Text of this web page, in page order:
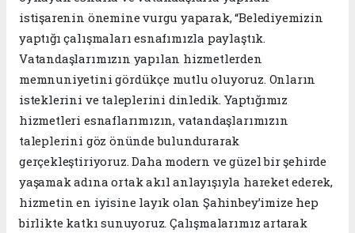
istişarenin önemine vurgu yaparak, “Belediyemizin
yaptığı çalışmaları esnafımızla paylaştık.
Vatandaşlarımızın yapılan hizmetlerden
memnuniyetini gördükçe mutlu oluyoruz. Onların
isteklerini ve taleplerini dinledik. Yaptığımız
hizmetleri esnaflarımızın, vatandaşlarımızın
taleplerini göz önünde bulundurarak
gerçekleştiriyoruz. Daha modern ve güzel bir şehirde
yaşamak adına ortak akıl anlayışıyla hareket ederek,
hizmetin en iyisine layık olan Şahinbey’imize hep
birlikte katkı sunuyoruz. Çalışmalarımız artarak